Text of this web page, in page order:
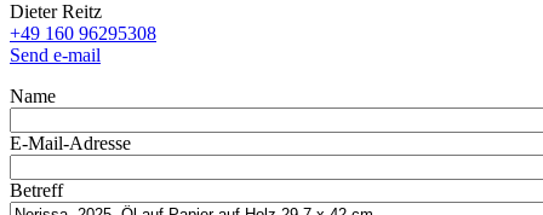
Dieter Reitz
+49 160 96295308
Send e-mail
Name
E-Mail-Adresse
Betreff